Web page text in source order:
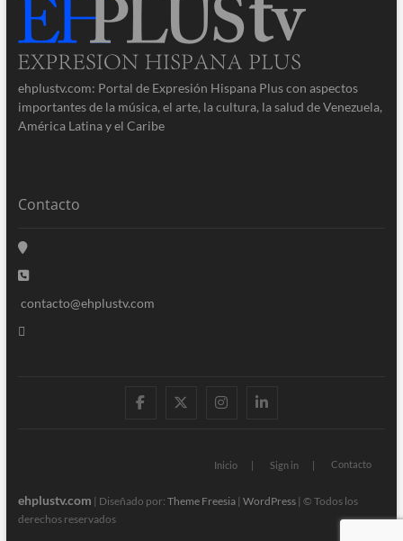
ehplustv.com: Portal de Expresión Hispana Plus con aspectos
importantes de la música, el arte, la cultura, la salud de Venezuela,
América Latina y el Caribe
Contacto
contacto@ehplustv.com
facebooktwitterinstagram
linkedin
Inicio Sign in Contacto
ehplustv.com | Diseñado por: Theme Freesia| WordPress| © Todos los
derechos reservados